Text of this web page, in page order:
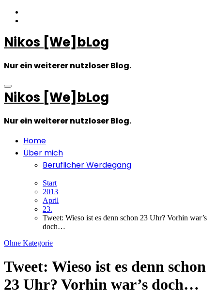
Zum
Inhalt
Nikos [We]bLog
Nur ein weiterer nutzloser Blog.
Nikos [We]bLog
Nur ein weiterer nutzloser Blog.
Home
Über mich
Beruflicher Werdegang
Start
2013
April
23.
Tweet: Wieso ist es denn schon 23 Uhr? Vorhin war’s
doch…
Ohne Kategorie
Tweet: Wieso ist es denn schon
23 Uhr? Vorhin war’s doch…